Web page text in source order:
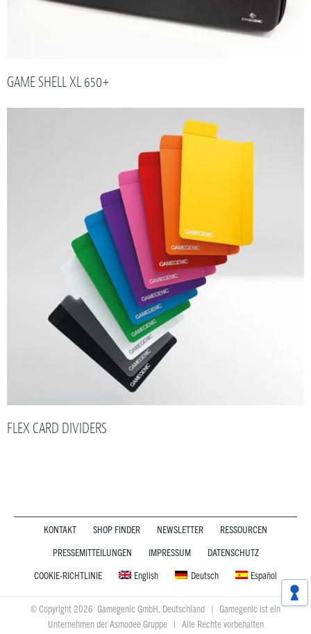
GAME SHELL XL 650+
FLEX CARD DIVIDERS
KONTAKT SHOP FINDER NEWSLETTER
RESSOURCEN
PRESSEMITTEILUNGEN
IMPRESSUM
DATENSCHUTZ
COOKIE-RICHTLINIE
English Deutsch Español
© Copyright 2026 Gamegenic GmbH, Deutschland | Gamegenic ist ein
Unternehmen der Asmodee Gruppe | Alle Rechte vorbehalten